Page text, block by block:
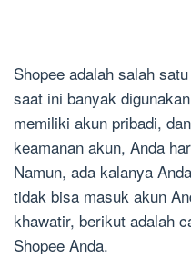
Shopee adalah salah
saat ini banyak
memiliki akun pribadi,
keamanan akun, Anda
Namun, ada kalanya
tidak bisa masuk akun
khawatir, berikut adalah
Shopee Anda.